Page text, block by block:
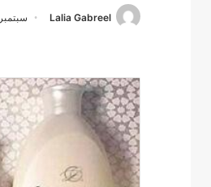
Lalia Gabreel سبتمبر 22, 2020